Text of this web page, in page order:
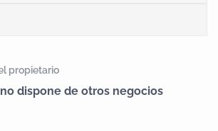
propietario
dispone de otros negocios